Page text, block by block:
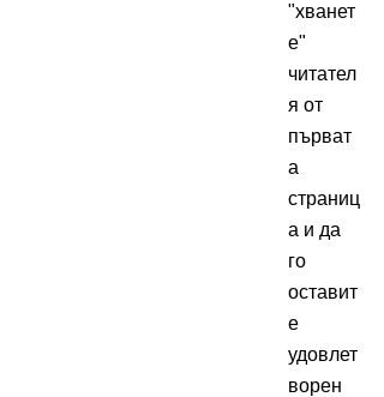
"хванет
е"
читател
я от
първат
а
страниц
а и да
го
оставит
е
удовлет
ворен